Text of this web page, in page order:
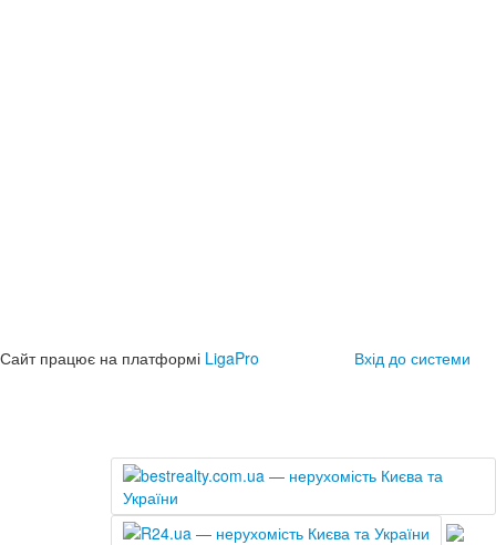
Сайт працює на платформі LigaPro Вхід до системи